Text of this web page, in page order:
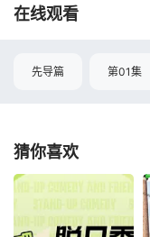
在线观看
先导篇 第01集
猜你喜欢